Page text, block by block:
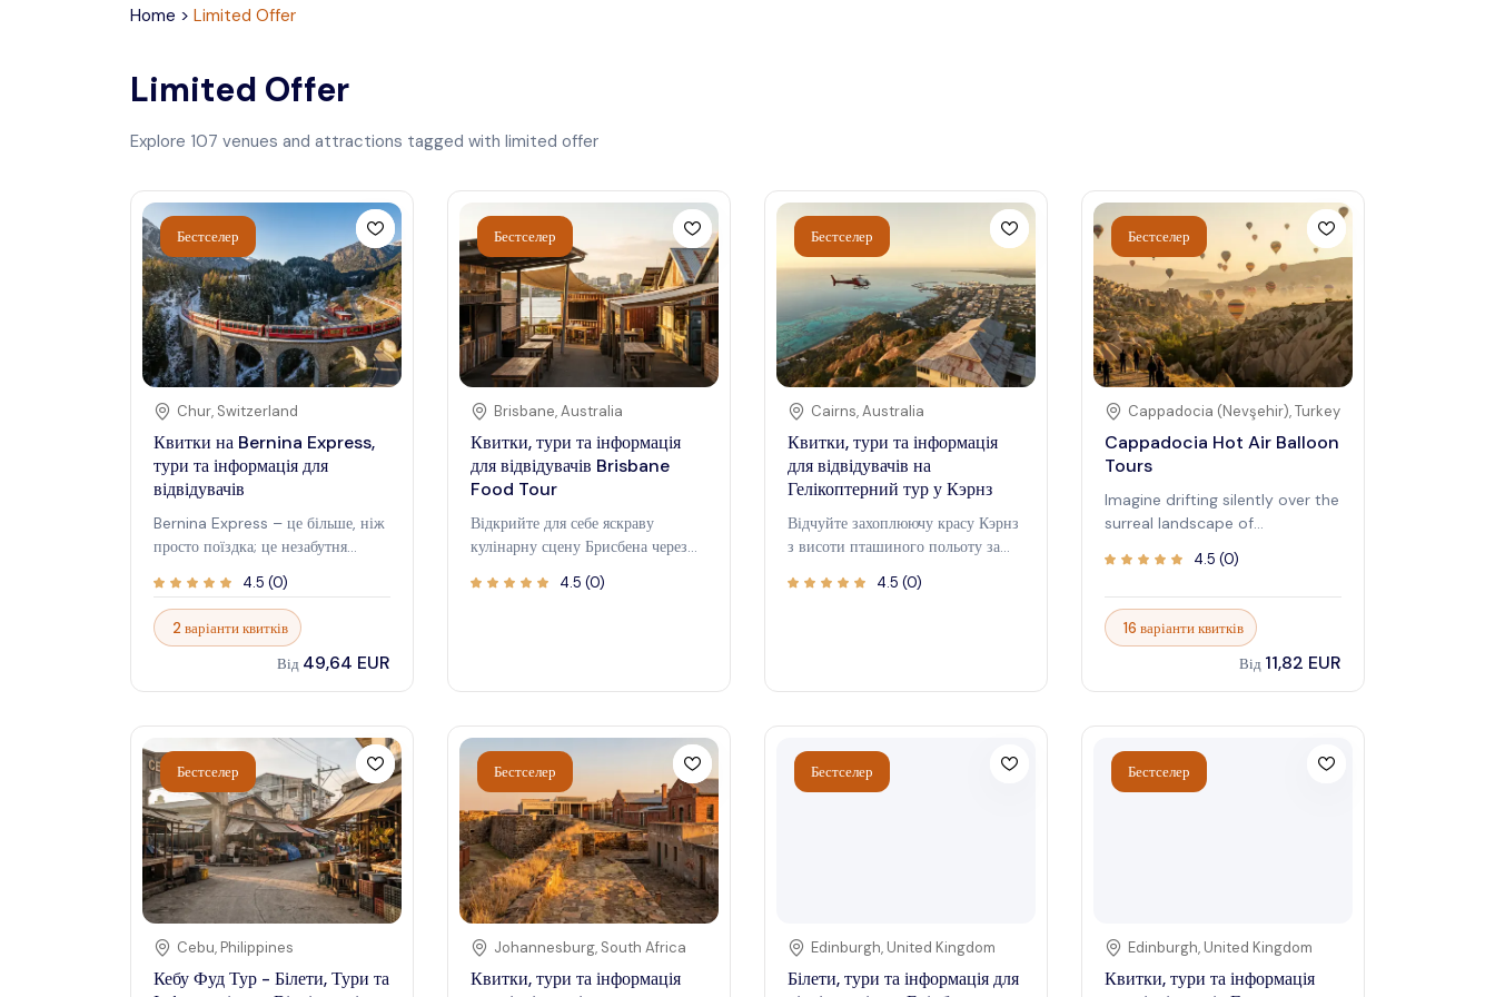
Home > Limited Offer
Limited Offer
Explore 107 venues and attractions tagged with limited offer
Бестселер
Chur, Switzerland
Квитки на Bernina Express,
тури та інформація для
відвідувачів
Bernina Express – це більше, ніж
просто поїздка; це незабутня
Альп. Ця мальовнича залізниця
з'єднує Кур у Швейцарії з Тірано
в Італії, перетинаючи захоплюючі
краєвиди, які принесли їй статус
об'єкта всесвітньої спадщини
ковзаєте над стрімкими віадуками,
через звивисті тунелі та повз
льодовики , що виблискують на
сонці. Bernina Express пропонує
унікальний погляд на альпійську
країну чудес, демонструючи
приголомшливі краєвиди на
кожному кроці. Незалежно від
того, чи ви досвідчений
мандрівник, чи відвідувач вперше,
обіцяє враження, які залишаться з
4.5 (0)
2 варіанти квитків
Від 49,64 EUR
Бестселер
Brisbane,Australia
Квитки, тури та інформація
для відвідувачів Brisbane
Food Tour
Відкрийте для себе яскраву
кулінарну сцену Брисбена через
що веде до найкращих місцевих
дослідження різноманітної
Під керівництвом експертних
гідів ви насолоджуватиметесь
автентичними стравами та
дізнаєтеся про яскраву кулінарну
історію міста. Цей тур ідеально
підходить для тих, хто хоче
спробувати унікальні смаки та
насолодитися веселою, соціальною
атмосферою. Уявіть, що ви
блукаєте шумними ринками,
і відкриваєте приховані скарби,
4.5 (0)
Бестселер
Cairns,Australia
Квитки, тури та інформація
для відвідувачів на
Гелікоптерний тур у Кэрнз
Відчуйте захоплюючу красу Кэрнз
з висоти пташиного польоту за
гелікоптерного туру. Ця атракція
Бар’єрний риф і яскраве міське
природи, політ на гелікоптері
обіцяє незабутні враження, що
святкуєте ви особливу подію, чи
адреналіну, цей досвід поєднує
4.5 (0)
Бестселер
Cappadocia (Nevşehir),Turkey
Cappadocia Hot Air Balloon
Tours
Imagine drifting silently over the
surreal landscape of
rises, painting the sky in vibrant
hues. A Cappadocia Hot Air
Balloon tour offers an
unforgettable experience,
providing breathtaking
panoramic views of the region's
dwellings. A a serene journey
through a dreamlike world,
an invitation to witness the
perspective like no other, a truly
4.5 (0)
16 варіанти квитків
Від 11,82 EUR
Бестселер
Cebu, Philippines
Кебу Фуд Тур - Білети, Тури та
Бестселер
Johannesburg, South Africa
Квитки, тури та інформація
Бестселер
Edinburgh, United Kingdom
Білети, тури та інформація для
Бестселер
Edinburgh, United Kingdom
Квитки, тури та інформація